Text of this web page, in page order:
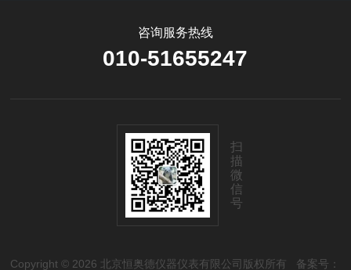
咨询服务热线
010-51655247
扫
描
微
信
号
Copyright © 2026 北京恒奥德仪器仪表有限公司版权所有 备案号：